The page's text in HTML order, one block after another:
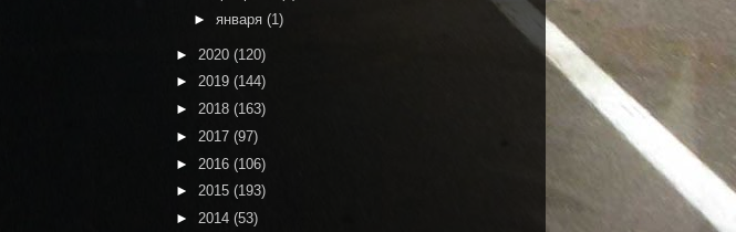
► января (1)
► 2020 (120)
► 2019 (144)
► 2018 (163)
► 2017 (97)
► 2016 (106)
► 2015 (193)
► 2014 (53)